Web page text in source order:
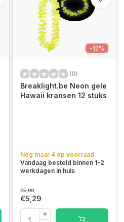
-12%
(0)
Breaklight.be Neon gele
Hawaii kransen 12 stuks
Nog maar 4 op voorraad
Vandaag besteld binnen 1-2
werkdagen in huis
€5,99
€5,29